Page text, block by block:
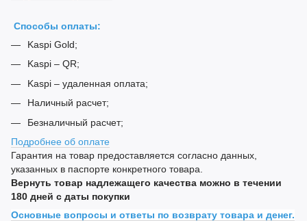
Способы оплаты:
Kaspi Gold;
Kaspi – QR;
Kaspi – удаленная оплата;
Наличный расчет;
Безналичный расчет;
Подробнее об оплате
Гарантия на товар предоставляется согласно данных,
указанных в паспорте конкретного товара.
Вернуть товар надлежащего качества можно в течении
180 дней с даты покупки
Основные вопросы и ответы по возврату товара и денег.